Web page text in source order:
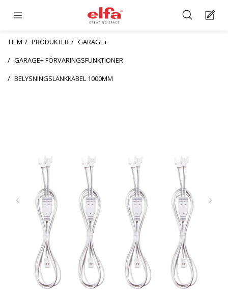
HEM PRODUKTER
GARAGE+
GARAGE+ FÖRVARINGSFUNKTIONER
BELYSNINGSLÄNKKABEL 1000MM